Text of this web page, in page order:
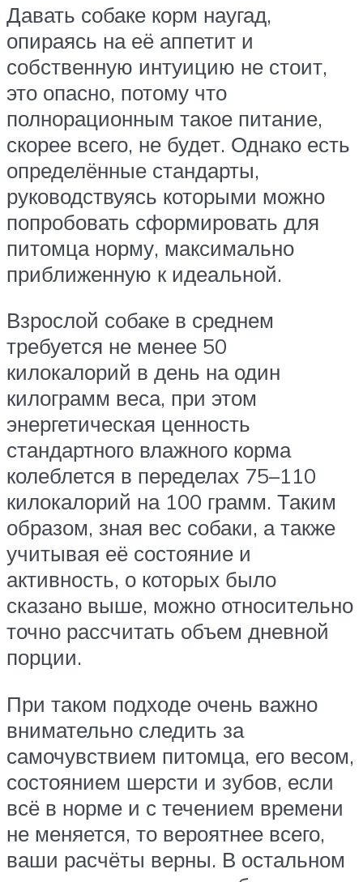
Давать собаке корм наугад,
опираясь на её аппетит и
собственную интуицию не стоит,
это опасно, потому что
полнорационным такое питание,
скорее всего, не будет. Однако есть
определённые стандарты,
руководствуясь которыми можно
попробовать сформировать для
питомца норму, максимально
приближенную к идеальной.
Взрослой собаке в среднем
требуется не менее 50
килокалорий в день на один
килограмм веса, при этом
энергетическая ценность
стандартного влажного корма
колеблется в переделах 75–110
килокалорий на 100 грамм. Таким
образом, зная вес собаки, а также
учитывая её состояние и
активность, о которых было
сказано выше, можно относительно
точно рассчитать объем дневной
порции.
При таком подходе очень важно
внимательно следить за
самочувствием питомца, его весом,
состоянием шерсти и зубов, если
всё в норме и с течением времени
не меняется, то вероятнее всего,
ваши расчёты верны. В остальном